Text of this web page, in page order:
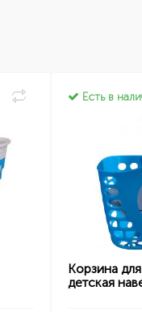
Есть в
Корзина
детская